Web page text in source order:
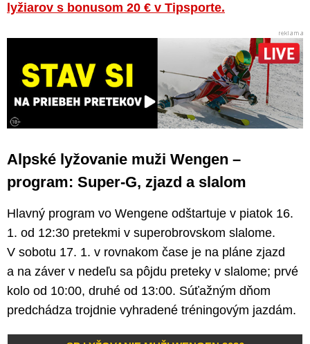
lyžiarov s bonusom 20 € v Tipsporte.
Alpské lyžovanie muži Wengen –
program: Super-G, zjazd a slalom
Hlavný program vo Wengene odštartuje v piatok 16.
1. od 12:30 pretekmi v superobrovskom slalome.
V sobotu 17. 1. v rovnakom čase je na pláne zjazd
a na záver v nedeľu sa pôjdu preteky v slalome; prvé
kolo od 10:00, druhé od 13:00. Súťažným dňom
predchádza trojdnie vyhradené tréningovým jazdám.